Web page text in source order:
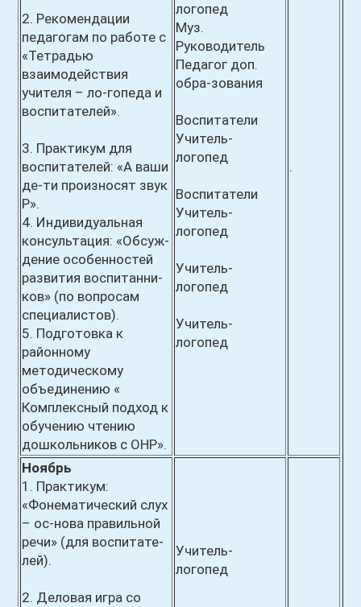
2. Рекомендации
педагогам по работе с
«Тетрадью
взаимодействия
учителя – ло-гопеда и
воспитателей».
3. Практикум для
воспитателей: «А ваши
де-ти произносят звук
Р».
4. Индивидуальная
консультация: «Обсуж-
дение особенностей
развития воспитанни-
ков» (по вопросам
специалистов).
5. Подготовка к
районному
методическому
объединению «
Комплексный подход к
обучению чтению
дошкольников с ОНР».
логопед
Муз.
Руководитель
Педагог доп.
обра-зования
Воспитатели
Учитель-
логопед
Воспитатели
Учитель-
логопед
Учитель-
логопед
Учитель-
логопед
.
Ноябрь
1. Практикум:
«Фонематический слух
– ос-нова правильной
речи» (для воспитате-
лей).
2. Деловая игра со
Учитель-
логопед